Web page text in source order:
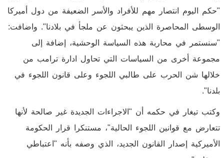
"حكم اليوم انتصار مهم للأفراد والأسر الضعيفة من دول أميركا
الوسطى المحاصرة الذين يبحثون عن ملجأ في بلادنا". واضافت:
"سنستمر في محاربة هذه السياسة الوحشية، إضافة إلى
مجموعة أخرى من السياسات التي تحاول ادارة ترامب من
خلالها شن الحرب على طالبي اللجوء وعلى قانون اللجوء في
بلدنا".
وكتب تيغار في حكمه أن "الاجراءات الجديدة غير صالحة لأنها
تتعارض مع قوانين اللجوء الحالية"، مستنكرا قرار الحكومة
الأميركية إصدار القانون الجديد، الذي وصفه بأنه "اعتباطي